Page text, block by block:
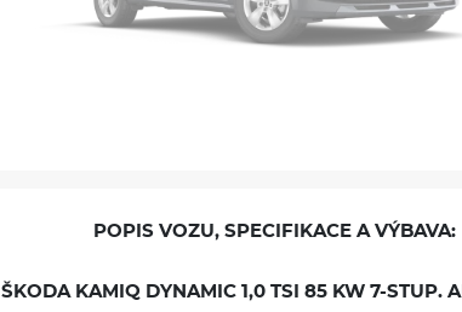
POPIS VOZU, SPECIFIKACE A VÝBAVA:
ŠKODA KAMIQ DYNAMIC 1,0 TSI 85 KW 7-STUP.